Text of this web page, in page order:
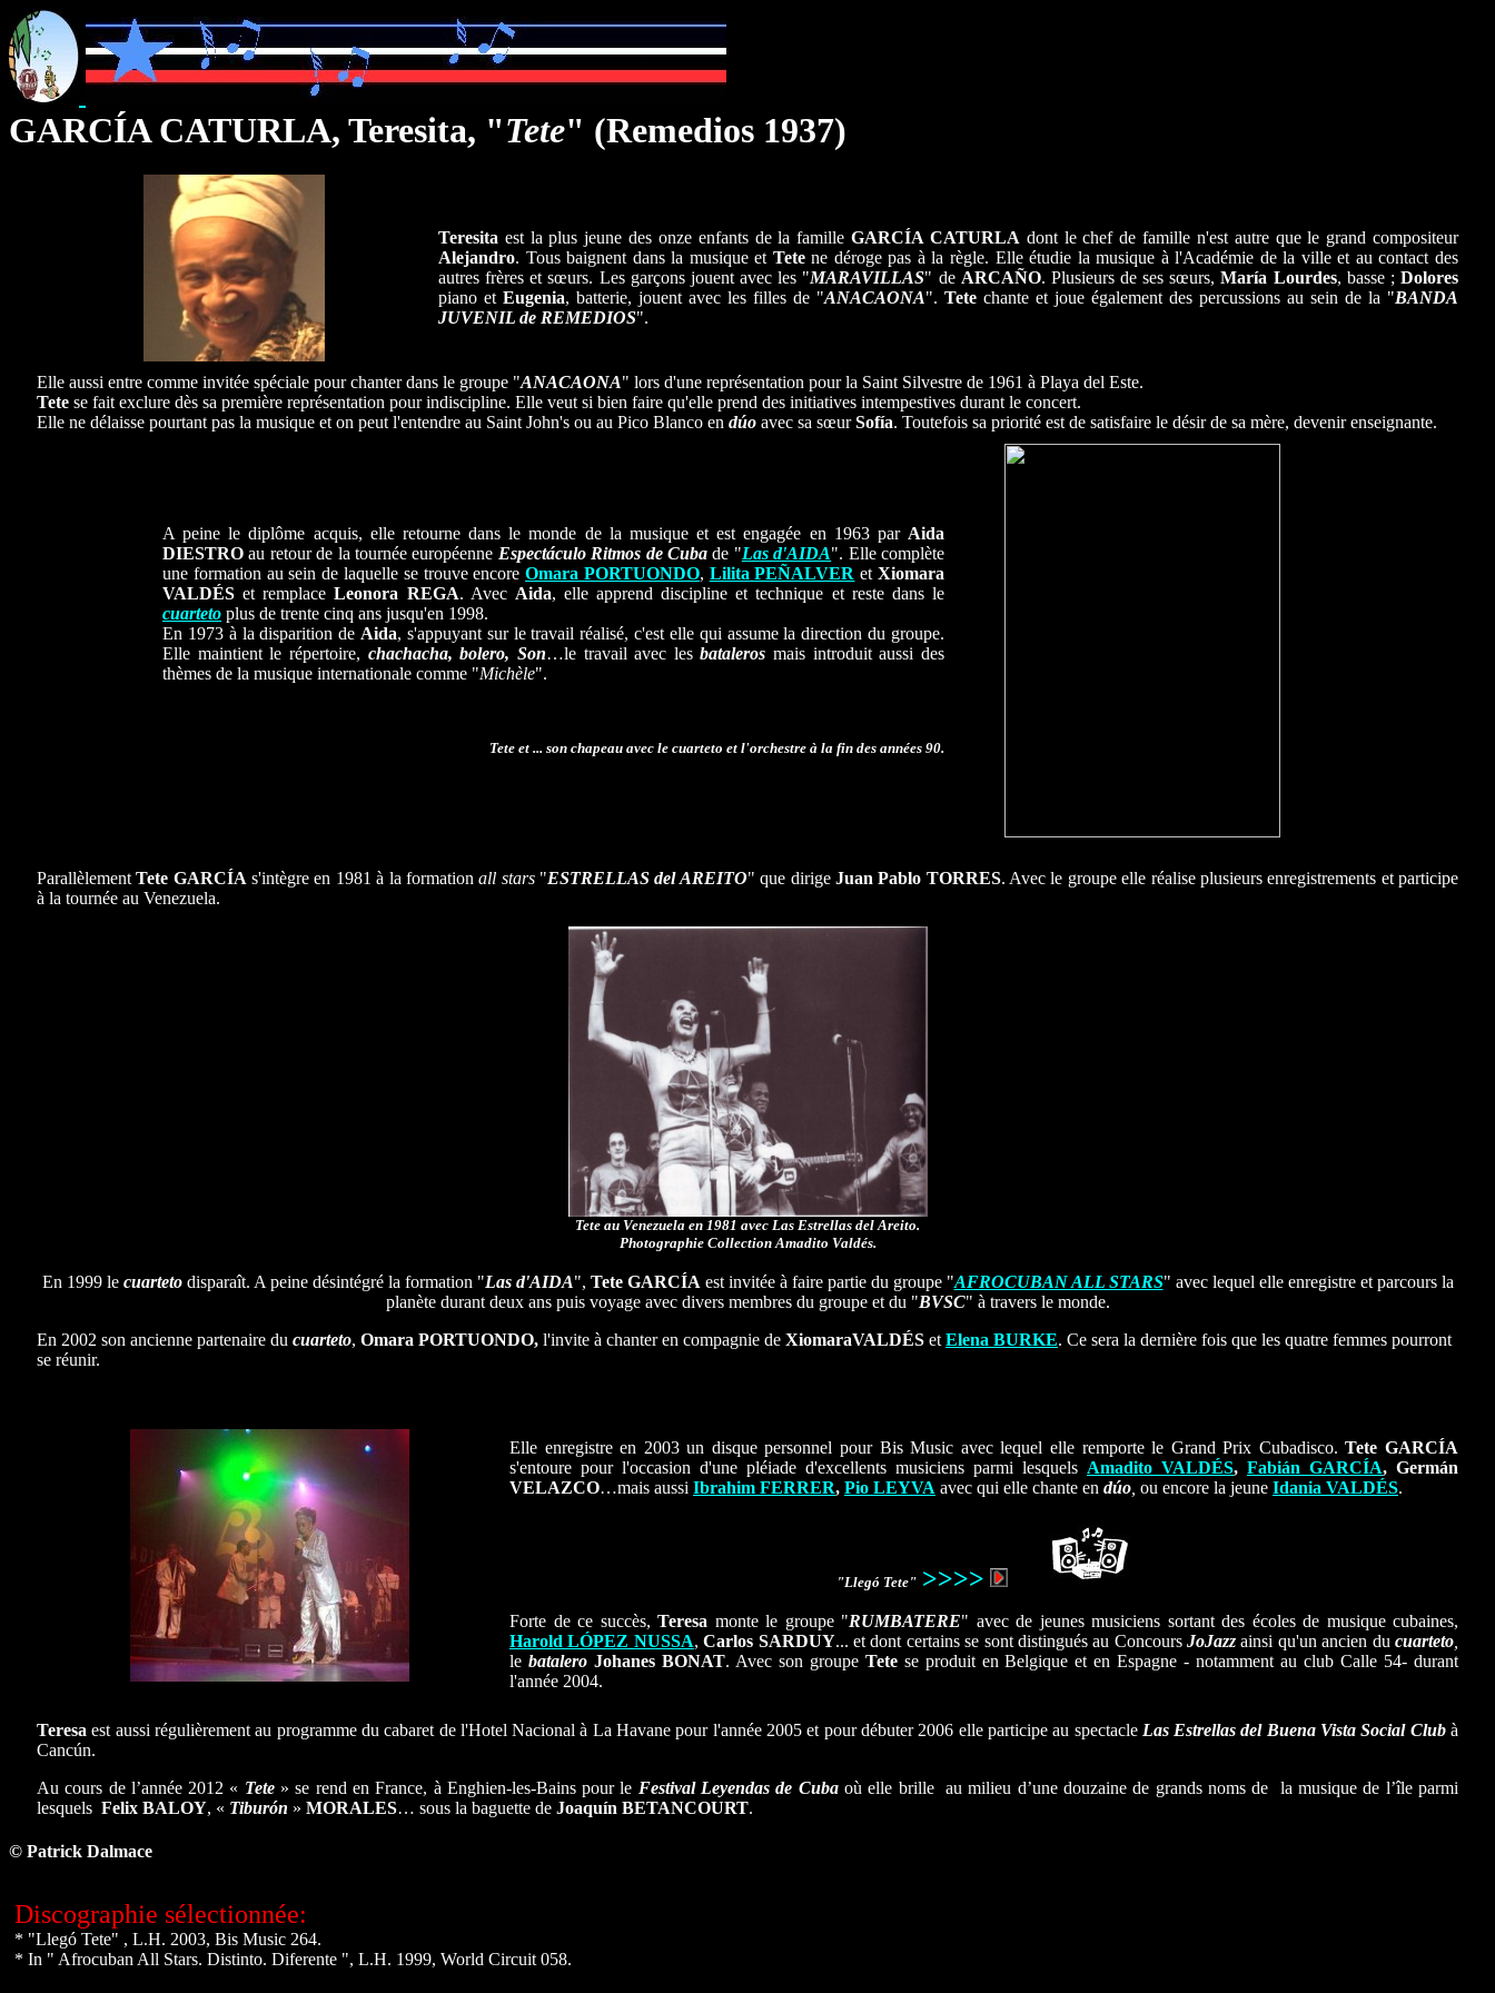
GARCÍA CATURLA, Teresita, "Tete" (Remedios 1937)
Teresita est la plus jeune des onze enfants de la familleGARCÍA CATURLA dont le chef de famille n'est autre que le grand compositeur
Alejandro. Tous baignent dans la musique et Tetene déroge pas à la règle. Elle étudie la musique à l'Académie de la ville et au contact des
autres frères et sœurs. Les garçons jouent avec les "MARAVILLAS" de ARCAÑO. Plusieurs de ses sœurs,María Lourdes, basse ;Dolores
piano et Eugenia, batterie, jouent avec les filles de "ANACAONA". Tete chante et joue également des percussions au sein de la "BANDA
JUVENIL de REMEDIOS".
Elle aussi entre comme invitée spéciale pour chanter dans le groupe "ANACAONA" lors d'une représentation pour la Saint Silvestre de 1961 à Playa del Este.
Tete se fait exclure dès sa première représentation pour indiscipline. Elle veut si bien faire qu'elle prend des initiatives intempestives durant le concert.
Elle ne délaisse pourtant pas la musique et on peut l'entendre au Saint John's ou au Pico Blanco en dúo avec sa sœurSofía. Toutefois sa priorité est de satisfaire le désir de sa mère, devenir enseignante.
A peine le diplôme acquis, elle retourne dans le monde de la musique et est engagée en 1963 par Aida
DIESTRO au retour de la tournée européenne Espectáculo Ritmos de Cuba de "Las d'AIDA". Elle complète
une formation au sein de laquelle se trouve encoreOmara PORTUONDO, Lilita PEÑALVER etXiomara
VALDÉS et remplaceLeonora REGA. Avec Aida, elle apprend discipline et technique et reste dans le
cuarteto plus de trente cinq ans jusqu'en 1998.
En 1973 à la disparition de Aida, s'appuyant sur le travail réalisé, c'est elle qui assume la direction du groupe.
Elle maintient le répertoire, chachacha, bolero, Son…le travail avec lesbataleros mais introduit aussi des
thèmes de la musique internationale comme "Michèle".
Tete et ... son chapeau avec le cuarteto et l'orchestre à la fin des années 90.
ParallèlementTete GARCÍA s'intègre en 1981 à la formationall stars"ESTRELLAS del AREITO" que dirige Juan Pablo TORRES. Avec le groupe elle réalise plusieurs enregistrements et participe
à la tournée au Venezuela.
Tete au Venezuela en 1981 avec Las Estrellas del Areito.
Photographie Collection Amadito Valdés.
En 1999 le cuartetodisparaît. A peine désintégré la formation "Las d'AIDA", Tete GARCÍA est invitée à faire partie du groupe "AFROCUBAN ALL STARS" avec lequel elle enregistre et parcours la
planète durant deux ans puis voyage avec divers membres du groupe et du "BVSC" à travers le monde.
En 2002 son ancienne partenaire du cuarteto, Omara PORTUONDO, l'invite à chanter en compagnie de XiomaraVALDÉS et Elena BURKE. Ce sera la dernière fois que les quatre femmes pourront
se réunir.
Elle enregistre en 2003 un disque personnel pour Bis Music avec lequel elle remporte le Grand Prix Cubadisco.Tete GARCÍA
s'entoure pour l'occasion d'une pléiade d'excellents musiciens parmi lesquels Amadito VALDÉS, Fabián GARCÍA, Germán
VELAZCO…mais aussi Ibrahim FERRER, Pio LEYVA avec qui elle chante en dúo ou encore la jeune Idania VALDÉS.
"Llegó Tete" >>>>
Forte de ce succès, Teresa monte le groupe "RUMBATERE" avec de jeunes musiciens sortant des écoles de musique cubaines,
Harold LÓPEZ NUSSA,Carlos SARDUY... et dont certains se sont distingués au ConcoursJoJazz ainsi qu'un ancien ducuarteto
le batalero Johanes BONAT. Avec son groupe Tetese produit en Belgique et en Espagne - notamment au club Calle 54- durant
l'année 2004.
Teresa est aussi régulièrement au programme du cabaret de l'Hotel Nacional à La Havane pour l'année 2005 et pour débuter 2006 elle participe au spectacle Las Estrellas del Buena Vista Social Club à
Cancún.
Au cours de l’année 2012 « Tete» se rend en France, à Enghien-les-Bains pour le Festival Leyendas de Cubaoù elle brille au milieu d’une douzaine de grands noms de la musique de l’île parmi
lesquels Felix BALOY, « Tiburón » MORALES… sous la baguette de Joaquín BETANCOURT.
© Patrick Dalmace
Discographie sélectionnée:
* "Llegó Tete" , L.H. 2003, Bis Music 264.
* In " Afrocuban All Stars. Distinto. Diferente ", L.H. 1999, World Circuit 058.